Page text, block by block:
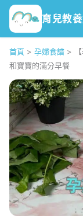
育兒教
首頁 > 孕婦食譜 >
和寶寶的滿分早餐